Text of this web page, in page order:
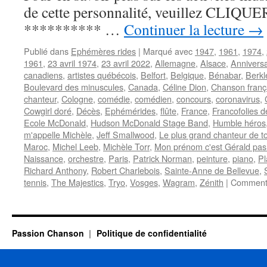
de cette personnalité, veuillez
********** … Continuer la lecture →
Publié dans Ephémères rides | Marqué avec 1947, 1961, 1974,
1961, 23 avril 1974, 23 avril 2022, Allemagne, Alsace,
canadiens, artistes québécois, Belfort, Belgique, Bénabar,
Boulevard des minuscules, Canada, Céline Dion, Chanson
chanteur, Cologne, comédie, comédien, concours, coronavirus,
Cowgirl doré, Décès, Ephémérides, flûte, France, Francofolies
Ecole McDonald, Hudson McDonald Stage Band, Humble héros
m'appelle Michèle, Jeff Smallwood, Le plus grand chanteur de
Maroc, Michel Leeb, Michèle Torr, Mon prénom c'est Gérald
Naissance, orchestre, Paris, Patrick Norman, peinture, piano,
Richard Anthony, Robert Charlebois, Sainte-Anne de Bellevue,
tennis, The Majestics, Tryo, Vosges, Wagram, Zénith |
Passion Chanson Politique de confidentialité